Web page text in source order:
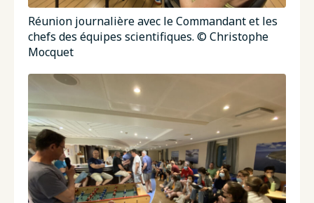
Réunion journalière avec le Commandant et les
chefs des équipes scientifiques. © Christophe
Mocquet